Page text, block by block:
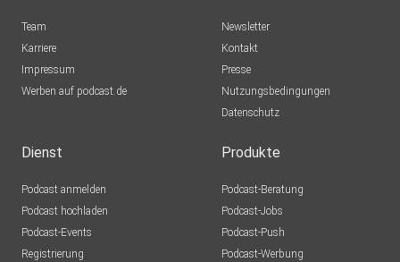
Team
Karriere
Impressum
Werben auf podcast.de
Newsletter
Kontakt
Presse
Nutzungsbedingungen
Datenschutz
Dienst
Podcast anmelden
Podcast hochladen
Podcast-Events
Registrierung
Produkte
Podcast-Beratung
Podcast-Jobs
Podcast-Push
Podcast-Werbung